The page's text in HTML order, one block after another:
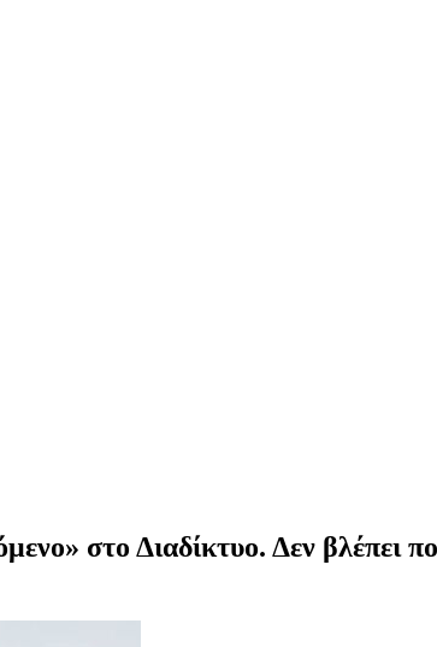
στο Διαδίκτυο. Δεν βλέπει